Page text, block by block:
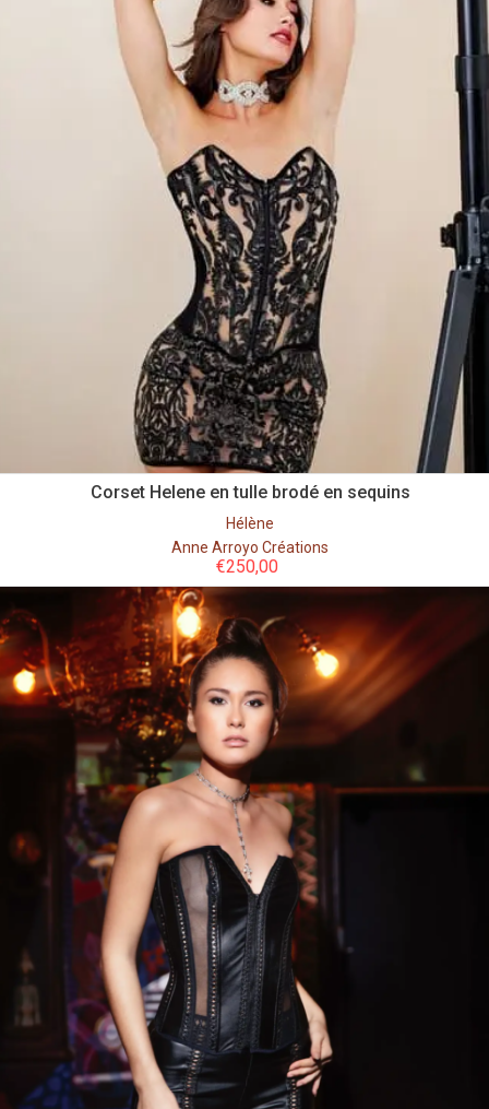
Corset Helene en tulle brodé en sequins
Hélène
Anne Arroyo Créations
€250,00